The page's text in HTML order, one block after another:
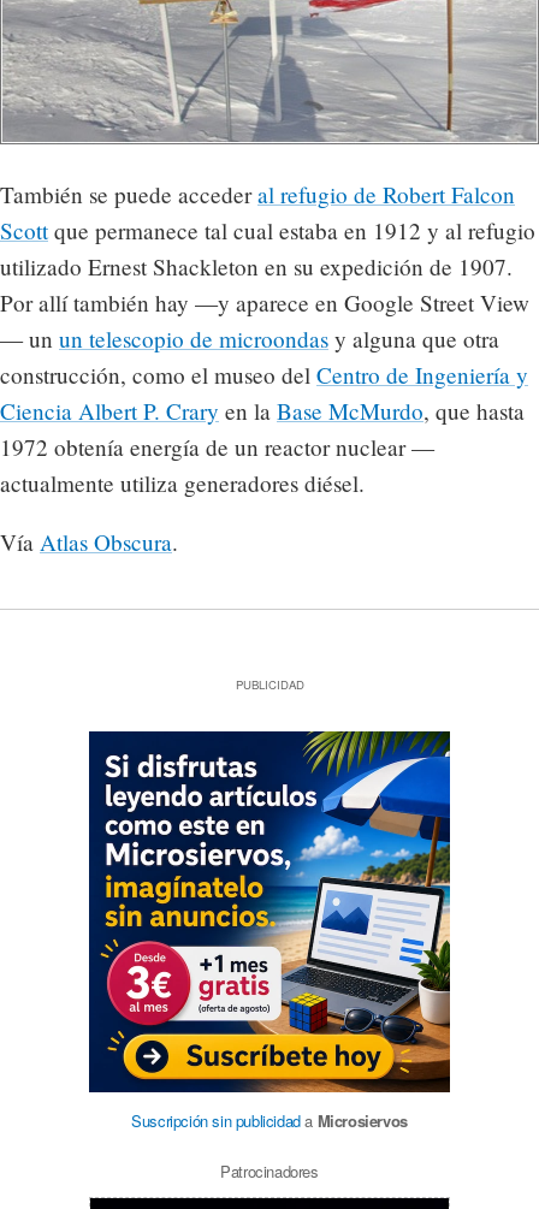
También se puede accederal refugio de Robert Falcon
Scottque permanece tal cual estaba en 1912 y al refugio
utilizado Ernest Shackleton en su expedición de 1907.
Por allí también hay —y aparece en Google Street View
— un un telescopio de microondas y alguna que otra
construcción, como el museo del Centro de Ingeniería y
Ciencia Albert P. Crary en la Base McMurdo, que hasta
1972 obtenía energía de un reactor nuclear —
actualmente utiliza generadores diésel.
Vía Atlas Obscura.
PUBLICIDAD
Suscripción sin publicidada Microsiervos
Patrocinadores